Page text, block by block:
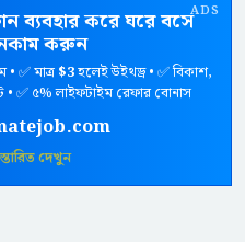
ADS
ব্যবহার করে ঘরে বসে
করুন
✅ মাত্র$3হলেই উইথড্র • ✅ বিকাশ,
✅ ৫% লাইফটাইম রেফার বোনাস
দেখুন